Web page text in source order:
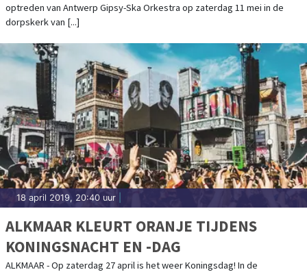
optreden van Antwerp Gipsy-Ska Orkestra op zaterdag 11 mei in de
dorpskerk van [...]
18 april 2019, 20:40 uur
ALKMAAR KLEURT ORANJE TIJDENS
KONINGSNACHT EN -DAG
ALKMAAR - Op zaterdag 27 april is het weer Koningsdag! In de